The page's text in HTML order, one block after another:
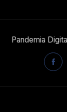
Pandemia